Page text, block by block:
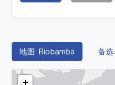
地图: Riobamba 备
+